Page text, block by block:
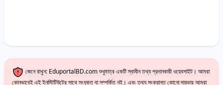
জেনে রাখুন: EduportalBD.com শুধুমাত্র একটি স্বাধীন তথ্য প্রদানকারী ওয়েবসাইট। আমরা
কোনভাবেই এই ইনস্টিটিউটের সাথে সংযুক্ত বা সম্পর্কিত নই। এবং তথ্য সংক্রান্ত কোনো দায়ভার আমরা